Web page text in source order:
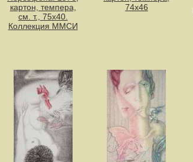
картон, темпера,
см. т., 75х40.
Коллекция ММСИ
74х46